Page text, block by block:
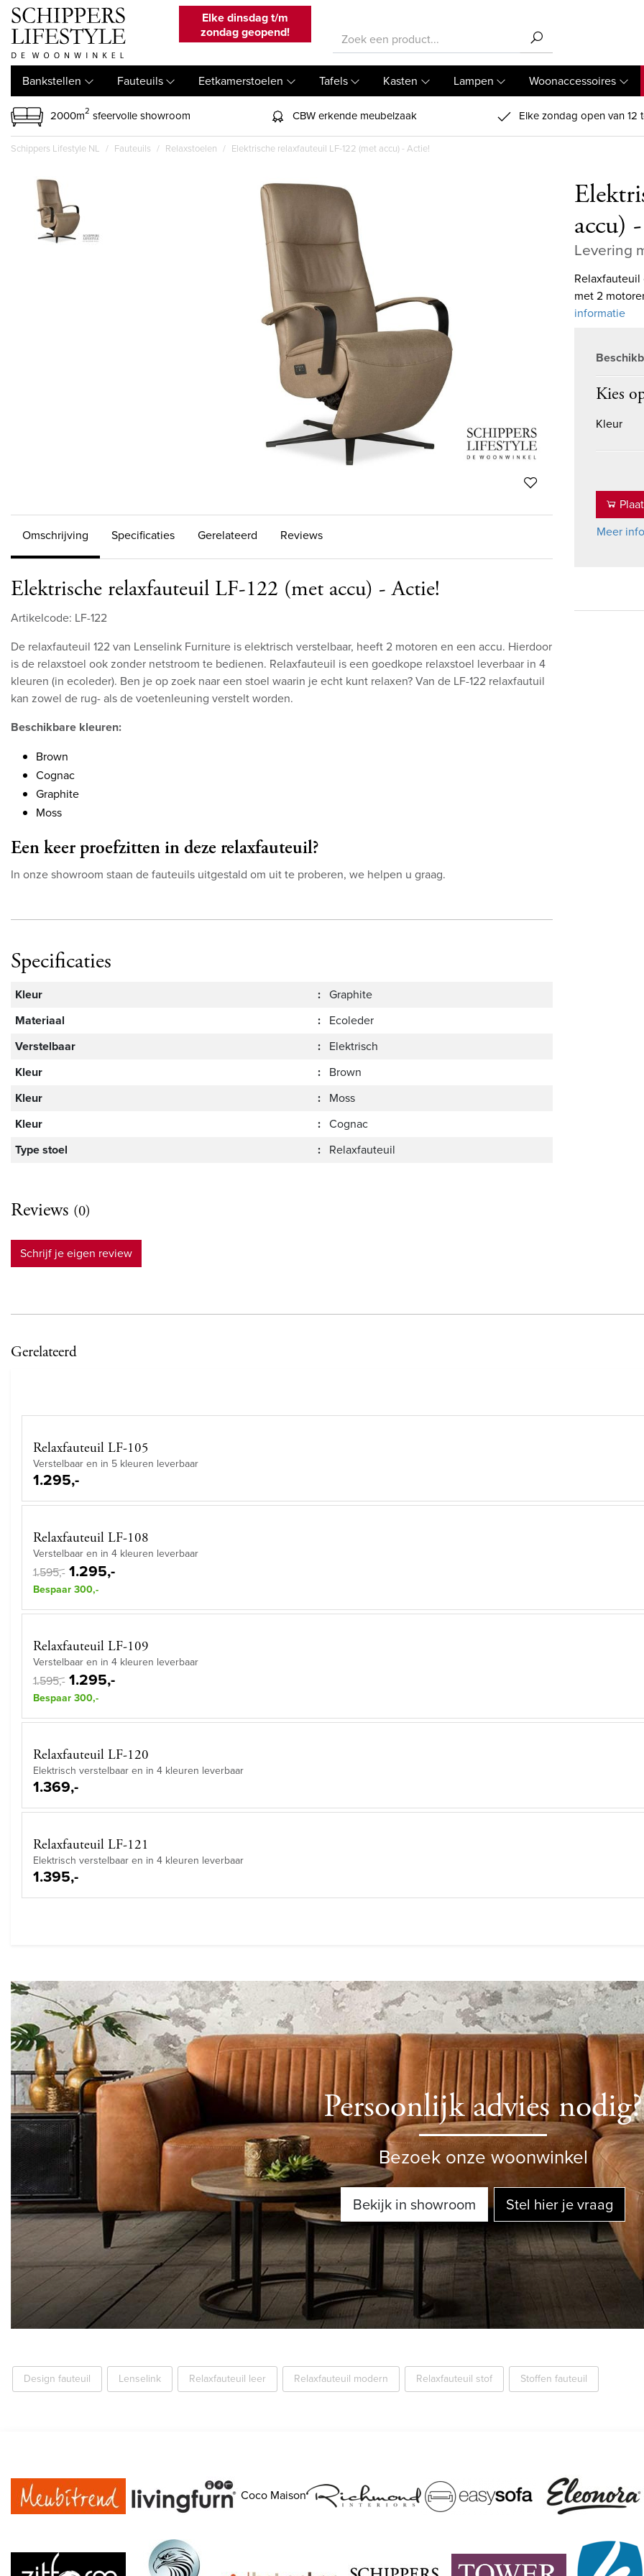
Elke dinsdag t/m
zondag geopend!
Bankstellen Fauteuils Eetkamerstoelen Tafels Kasten Lampen Woonaccessoires
2000m2 sfeervolle showroom CBW erkende meubelzaak Elke zondag open van 12
Schippers Lifestyle NL Fauteuils Relaxstoelen Elektrische relaxfauteuil LF-122 (met accu) - Actie!
Omschrijving Specificaties Gerelateerd Reviews
Elektrische relaxfauteuil LF-122 (met accu) - Actie!
Artikelcode: LF-122
De relaxfauteuil 122 van Lenselink Furniture is elektrisch verstelbaar, heeft 2 motoren en een accu. Hierdoor
is de relaxstoel ook zonder netstroom te bedienen. Relaxfauteuil is een goedkope relaxstoel leverbaar in 4
kleuren (in ecoleder). Ben je op zoek naar een stoel waarin je echt kunt relaxen? Van de LF-122 relaxfautuil
kan zowel de rug- als de voetenleuning verstelt worden.
Beschikbare kleuren:
Brown
Cognac
Graphite
Moss
Een keer proefzitten in deze relaxfauteuil?
In onze showroom staan de fauteuils uitgestald om uit te proberen, we helpen u graag.
Specificaties
Kleur : Graphite
Materiaal
: Ecoleder
Verstelbaar
: Elektrisch
Kleur
: Brown
Kleur
: Moss
Kleur
: Cognac
Type stoel
: Relaxfauteuil
Reviews (0)
Schrijf je eigen review
accu)
Levering
met 2
informatie
Kies
Kleur
Meer
Gerelateerd
Relaxfauteuil LF-105
Verstelbaar en in 5 kleuren leverbaar
1.295,-
Relaxfauteuil LF-108
Verstelbaar en in 4 kleuren leverbaar
1.595,- 1.295,-
Bespaar 300,-
Relaxfauteuil LF-109
Verstelbaar en in 4 kleuren leverbaar
1.595,- 1.295,-
Bespaar 300,-
Relaxfauteuil LF-120
Elektrisch verstelbaar en in 4 kleuren leverbaar
1.369,-
Relaxfauteuil LF-121
Elektrisch verstelbaar en in 4 kleuren leverbaar
1.395,-
Persoonlijk advies nodig?
Bezoek onze woonwinkel
Bekijk in showroom Stel hier je vraag
Design fauteuil Lenselink Relaxfauteuil leer Relaxfauteuil modern Relaxfauteuil stof Stoffen fauteuil
Coco Maison